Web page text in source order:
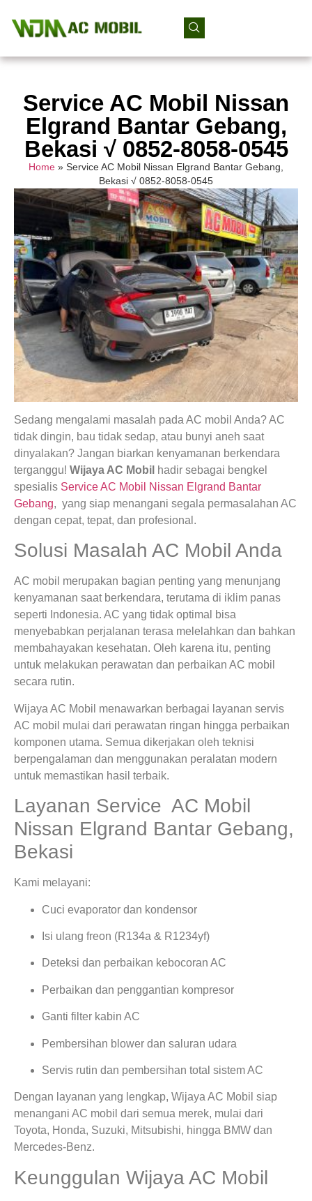
Service AC Mobil Nissan
Elgrand Bantar Gebang,
Bekasi √ 0852-8058-0545
Home » Service AC Mobil Nissan Elgrand Bantar Gebang,
Bekasi √ 0852-8058-0545
Sedang mengalami masalah pada AC mobil Anda? AC
tidak dingin, bau tidak sedap, atau bunyi aneh saat
dinyalakan? Jangan biarkan kenyamanan berkendara
terganggu! Wijaya AC Mobil hadir sebagai bengkel
spesialis Service AC Mobil Nissan Elgrand Bantar
Gebang, yang siap menangani segala permasalahan AC
dengan cepat, tepat, dan profesional.
Solusi Masalah AC Mobil Anda
AC mobil merupakan bagian penting yang menunjang
kenyamanan saat berkendara, terutama di iklim panas
seperti Indonesia. AC yang tidak optimal bisa
menyebabkan perjalanan terasa melelahkan dan bahkan
membahayakan kesehatan. Oleh karena itu, penting
untuk melakukan perawatan dan perbaikan AC mobil
secara rutin.
Wijaya AC Mobil menawarkan berbagai layanan servis
AC mobil mulai dari perawatan ringan hingga perbaikan
komponen utama. Semua dikerjakan oleh teknisi
berpengalaman dan menggunakan peralatan modern
untuk memastikan hasil terbaik.
Layanan Service AC Mobil
Nissan Elgrand Bantar Gebang,
Bekasi
Kami melayani:
Cuci evaporator dan kondensor
Isi ulang freon (R134a & R1234yf)
Deteksi dan perbaikan kebocoran AC
Perbaikan dan penggantian kompresor
Ganti filter kabin AC
Pembersihan blower dan saluran udara
Servis rutin dan pembersihan total sistem AC
Dengan layanan yang lengkap, Wijaya AC Mobil siap
menangani AC mobil dari semua merek, mulai dari
Toyota, Honda, Suzuki, Mitsubishi, hingga BMW dan
Mercedes-Benz.
Keunggulan Wijaya AC Mobil